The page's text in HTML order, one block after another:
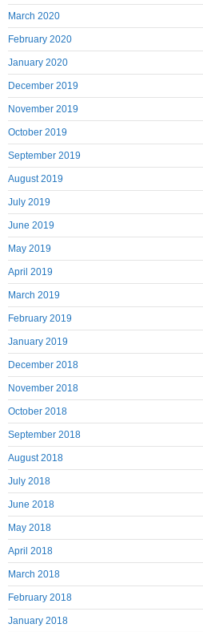
March 2020
February 2020
January 2020
December 2019
November 2019
October 2019
September 2019
August 2019
July 2019
June 2019
May 2019
April 2019
March 2019
February 2019
January 2019
December 2018
November 2018
October 2018
September 2018
August 2018
July 2018
June 2018
May 2018
April 2018
March 2018
February 2018
January 2018